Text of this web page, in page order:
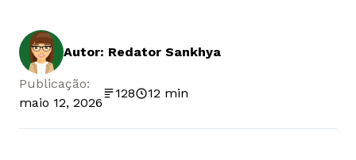
Autor: Redator Sankhya
Publicação:
maio 12, 2026
128 12 min